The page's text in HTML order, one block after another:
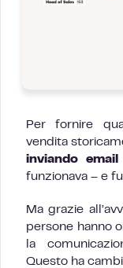
Per fornire
vendita
inviando email
funzionava – e
Ma grazie
persone hanno
la
Questo ha